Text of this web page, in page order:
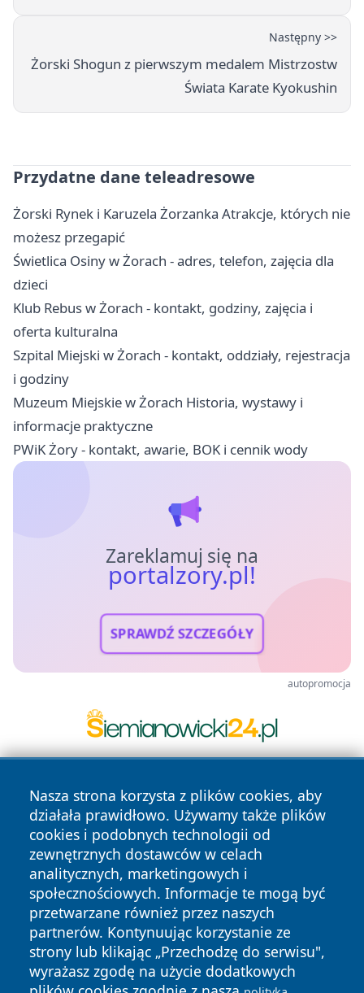
Następny >>
Żorski Shogun z pierwszym medalem Mistrzostw
Świata Karate Kyokushin
Przydatne dane teleadresowe
Żorski Rynek i Karuzela Żorzanka Atrakcje, których nie
możesz przegapić
Świetlica Osiny w Żorach - adres, telefon, zajęcia dla
dzieci
Klub Rebus w Żorach - kontakt, godziny, zajęcia i
oferta kulturalna
Szpital Miejski w Żorach - kontakt, oddziały, rejestracja
i godziny
Muzeum Miejskie w Żorach Historia, wystawy i
informacje praktyczne
PWiK Żory - kontakt, awarie, BOK i cennik wody
Zareklamuj się na
portalzory.pl!
SPRAWDŹ SZCZEGÓŁY
autopromocja
Nasza strona korzysta z plików cookies, aby
działała prawidłowo. Używamy także plików
cookies i podobnych technologii od
zewnętrznych dostawców w celach
analitycznych, marketingowych i
społecznościowych. Informacje te mogą być
przetwarzane również przez naszych
partnerów. Kontynuując korzystanie ze
strony lub klikając „Przechodzę do serwisu",
wyrażasz zgodę na użycie dodatkowych
Copyright © 2026 portalzory.pl Wszystkie prawa zastrzeżone.
News Autorzy
Polityka
Prywatności
Polityka
Cookies